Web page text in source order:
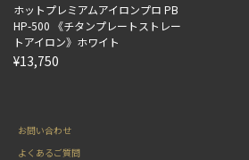
ホットプレミアムアイロンプロ PB
HP-500 《チタンプレートストレー
トアイロン》ホワイト
¥13,750
お問い合わせ
よくあるご質問